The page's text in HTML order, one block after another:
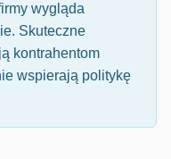
wygląda
Skuteczne
kontrahentom
wspierają politykę